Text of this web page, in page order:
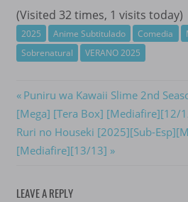
(Visited 32 times, 1 visits today)
2025 Anime Subtitulado Comedia
Sobrenatural
VERANO 2025
Navegación
de
entradas
Previous
Post:
Puniru wa Kawaii Slime 2nd
[Mega] [Tera Box] [Mediafire][12/
Next
Post:
Ruri no Houseki [2025][Sub-
[Mediafire][13/13]
LEAVE A REPLY